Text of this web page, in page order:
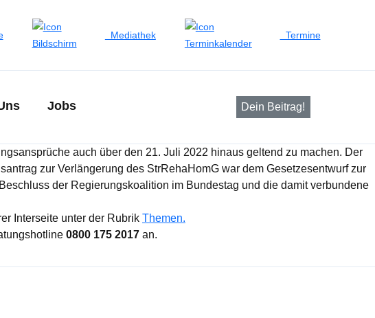
Mediathek Termine
Jobs Dein Beitrag!
auch über den 21. Juli 2022 hinaus geltend zu machen. Der
zur Verlängerung des StrRehaHomG war dem Gesetzesentwurf zur
der Regierungskoalition im Bundestag und die damit verbundene
Interseite unter der Rubrik Themen.
0800 175 2017 an.